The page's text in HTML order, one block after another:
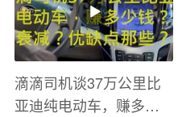
滴滴司机谈37万公里比
亚迪纯电动车，赚多少